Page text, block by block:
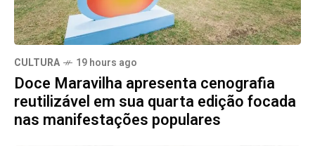
CULTURA 19 hours ago
Doce Maravilha apresenta cenografia
reutilizável em sua quarta edição focada
nas manifestações populares